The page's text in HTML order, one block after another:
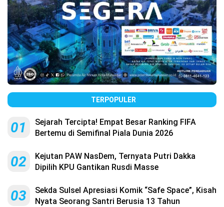
TERPOPULER
01
Sejarah Tercipta! Empat Besar Ranking FIFA
Bertemu di Semifinal Piala Dunia 2026
02
Kejutan PAW NasDem, Ternyata Putri Dakka
Dipilih KPU Gantikan Rusdi Masse
03
Sekda Sulsel Apresiasi Komik “Safe Space”, Kisah
Nyata Seorang Santri Berusia 13 Tahun